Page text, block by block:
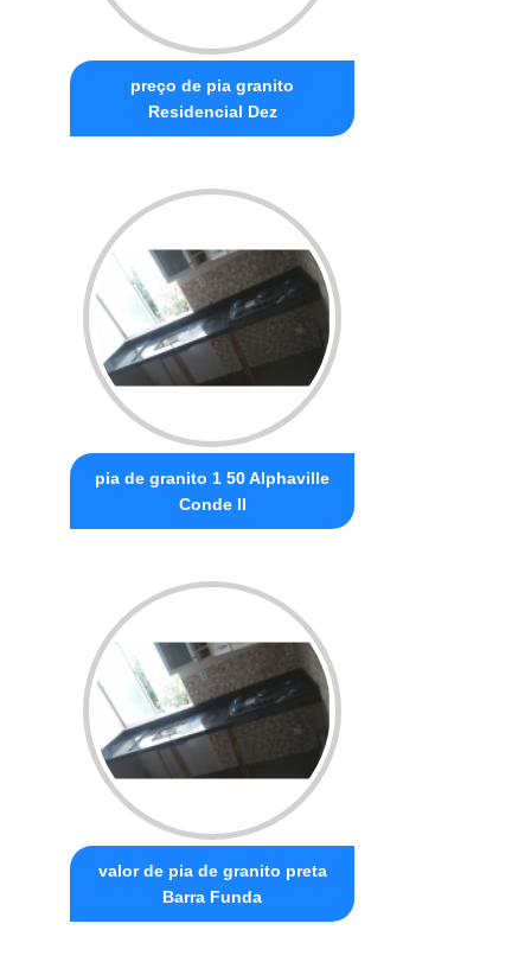
preço de pia granito
Residencial Dez
pia de granito 1 50 Alphaville
Conde II
valor de pia de granito preta
Barra Funda